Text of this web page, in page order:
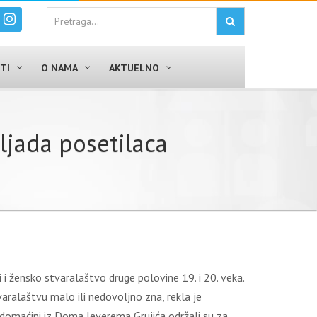
O NAMA AKTUELNO
posetilaca
žensko stvaralaštvo druge polovine 19. i 20. veka.
malo ili nedovoljno zna, rekla je